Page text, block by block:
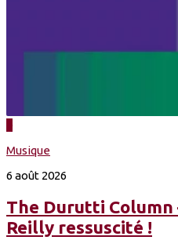
Musique
6 août 2026
The Durutti Column
Reilly ressuscité !